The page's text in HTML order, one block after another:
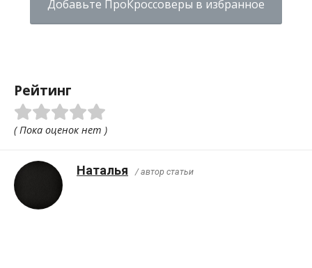
Добавьте ПроКроссоверы в избранное
Рейтинг
( Пока оценок нет )
Наталья / автор статьи